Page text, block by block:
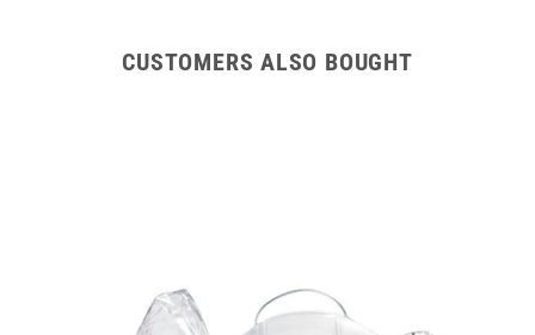
CUSTOMERS ALSO BOUGHT